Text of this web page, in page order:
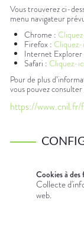
Vous trouverez ci-
menu navigateur
Chrome :
Firefox :
Internet Explorer
Safari : Cliquez-ici
Pour de plus
vous pouvez
https://
Cookies à des
Collecte
web.